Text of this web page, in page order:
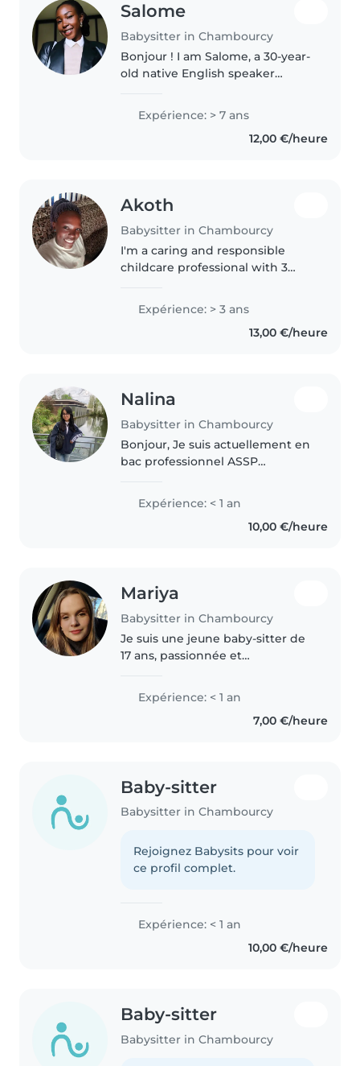
Salome
Babysitter in Chambourcy
Bonjour ! I am Salome, a 30-year-
old native English speaker
in Chambourcy. I am fully
available for summer babysitting
from July 9–25 and August 8–22...
Expérience: > 7 ans
12,00 €/heure
Akoth
Babysitter in Chambourcy
I'm a caring and responsible
childcare professional with 3
with babies, toddlers, and
preschoolers. I have a Diploma in
early childhood education and
Expérience: > 3 ans
13,00 €/heure
Nalina
Babysitter in Chambourcy
Bonjour, Je suis actuellement en
bac professionnel ASSP
Services à la Personne) et je
recherche des gardes d'enfants
afin d'avoir davantage
Expérience: < 1 an
10,00 €/heure
Mariya
Babysitter in Chambourcy
Je suis une jeune baby-sitter de
17 ans, passionnée et
professionnelle, j'ai beaucoup
d'expérience avec les enfants de
Expérience: < 1 an
7,00 €/heure
Baby-sitter
Babysitter in Chambourcy
Rejoignez Babysits pour voir
ce profil complet.
Expérience: < 1 an
10,00 €/heure
Baby-sitter
Babysitter in Chambourcy